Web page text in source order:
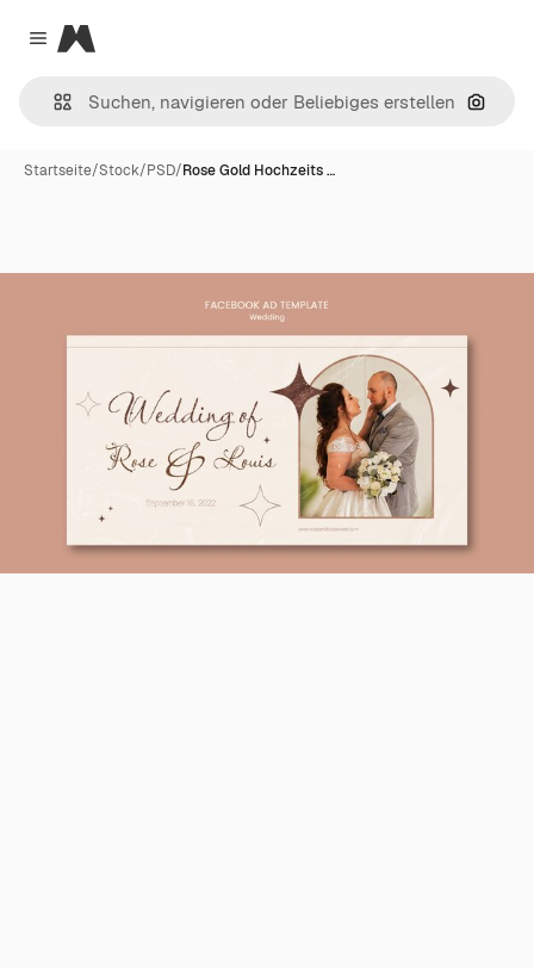
Close menu
Magnific
Nach
Startseite/Stock/PSD/Rose Gold Hochzeits …